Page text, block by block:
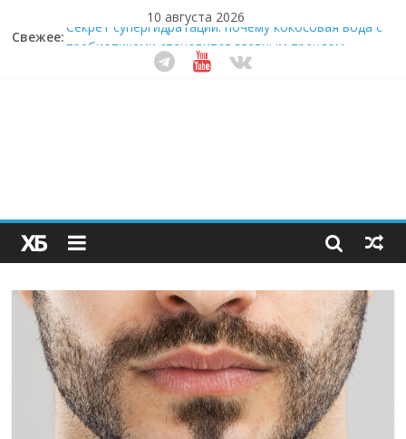
10 августа 2026
Свежее: Секрет супергидратации: почему кокосовая вода с
пребиотиками становится главным трендом
здорового питания
сливки меняют утренний ритуал
Как простая наклейка заставляет миллионы людей
не забывать о самом важном креме этим летом